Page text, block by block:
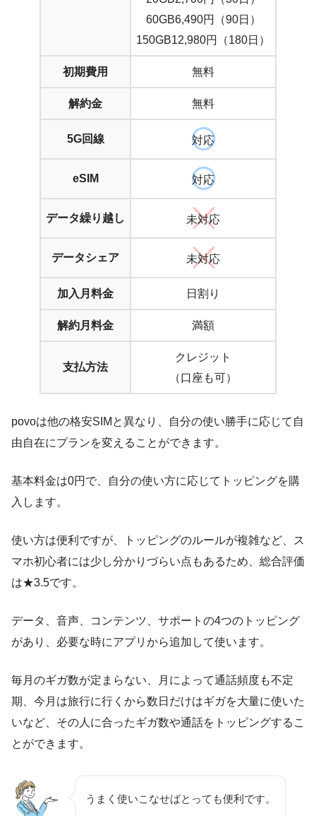
60GB6,490円（90日）
150GB12,980円（180日）
初期費用 無料
解約金 無料
5G回線 対応
eSIM 対応
データ繰り越し 未対応
データシェア 未対応
加入月料金 日割り
解約月料金 満額
支払方法
クレジット
（口座も可）
povoは他の格安SIMと異なり、自分の使い勝手に応じて自
由自在にプランを変えることができます。
基本料金は0円で、自分の使い方に応じてトッピングを購
入します。
使い方は便利ですが、トッピングのルールが複雑など、ス
マホ初心者には少し分かりづらい点もあるため、総合評価
は★3.5です。
データ、音声、コンテンツ、サポートの4つのトッピング
があり、必要な時にアプリから追加して使います。
毎月のギガ数が定まらない、月によって通話頻度も不定
期、今月は旅行に行くから数日だけはギガを大量に使いた
いなど、その人に合ったギガ数や通話をトッピングするこ
とができます。
うまく使いこなせばとっても便利です。